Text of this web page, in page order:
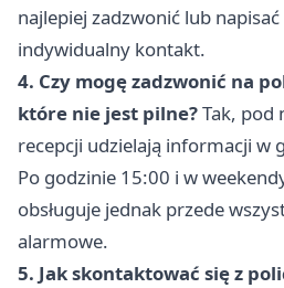
najlepiej zadzwonić lub
indywidualny kontakt.
4. Czy mogę zadzwonić na
które nie jest pilne?Tak, pod
recepcji udzielają informacji w
Po godzinie 15:00 i w
obsługuje jednak przede
alarmowe.
5. Jak skontaktować się z